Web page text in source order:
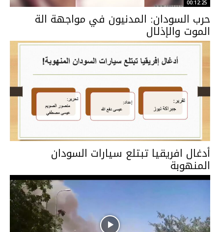
00:12:25
حرب السودان: المدنيون في مواجهة الة
الموت والإذلال
أدغال افريقيا تبتلع سيارات السودان
المنهوبة